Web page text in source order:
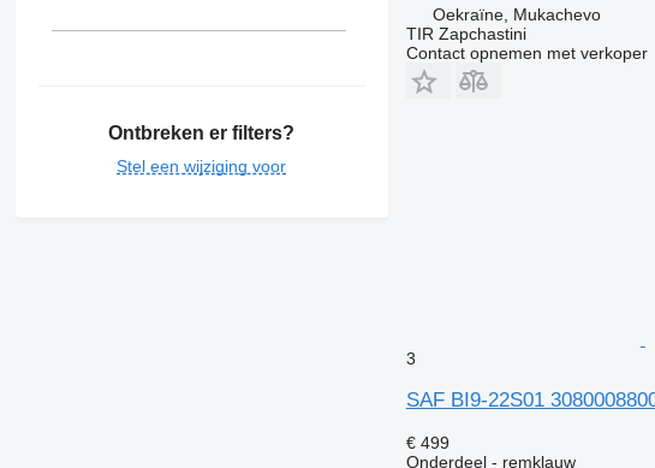
Ontbreken er filters?
Stel een wijziging voor
Oekraïne, Mukachevo
TIR Zapchastini
Contact opnemen met verkoper
3
SAF BI9-22S01
€ 499
Onderdeel - remklauw